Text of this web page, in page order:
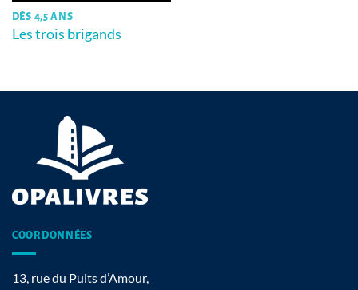
DÈS 4,5 ANS
Les trois brigands
COORDONNÉES
13, rue du Puits d’Amour,